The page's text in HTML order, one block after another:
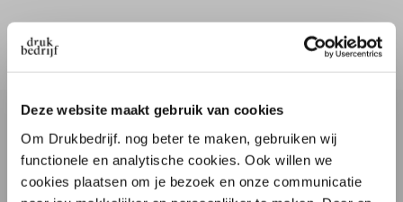
Deze website maakt gebruik van cookies
Om Drukbedrijf. nog beter te maken, gebruiken wij
functionele en analytische cookies. Ook willen we
cookies plaatsen om je bezoek en onze communicatie
Bekijk meer reviews
Meer info over Stoepbord met
watertank